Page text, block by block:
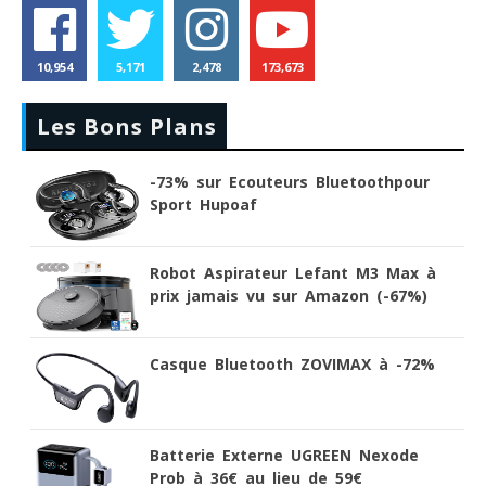
10,954 5,171 2,478 173,673
Les Bons Plans
-73% sur Ecouteurs Bluetoothpour
Sport Hupoaf
Robot Aspirateur Lefant M3 Max à
prix jamais vu sur Amazon (-67%)
Casque Bluetooth ZOVIMAX à -72%
Batterie Externe UGREEN Nexode
Prob à 36€ au lieu de 59€